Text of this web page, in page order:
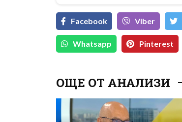
Facebook Viber
Whatsapp Pinterest
ОЩЕ ОТ АНАЛИЗИ